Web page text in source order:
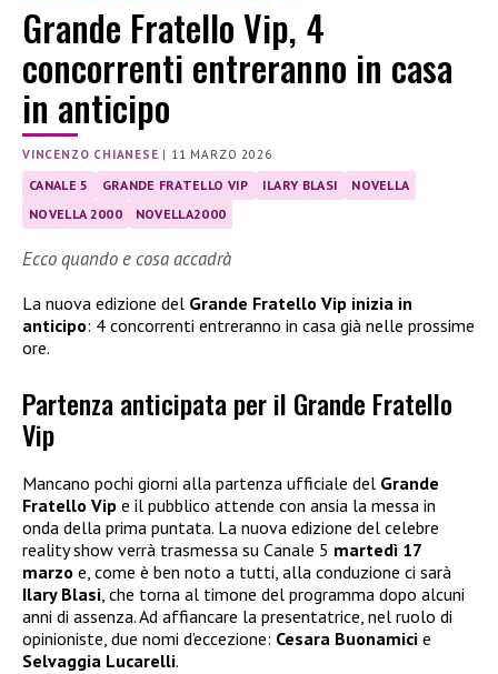
Grande Fratello Vip, 4
concorrenti entreranno in casa
in anticipo
VINCENZO CHIANESE | 11 MARZO 2026
CANALE 5 GRANDE FRATELLO VIP ILARY BLASI
NOVELLA
NOVELLA 2000
NOVELLA2000
Ecco quando e cosa accadrà
La nuova edizione del Grande Fratello Vip inizia in
anticipo: 4 concorrenti entreranno in casa già nelle prossime
ore.
Partenza anticipata per il Grande Fratello
Vip
Mancano pochi giorni alla partenza ufficiale del Grande
Fratello Vip e il pubblico attende con ansia la messa in
onda della prima puntata. La nuova edizione del celebre
reality show verrà trasmessa su Canale 5 martedì 17
marzo e, come è ben noto a tutti, alla conduzione ci sarà
Ilary Blasi, che torna al timone del programma dopo alcuni
anni di assenza. Ad affiancare la presentatrice, nel ruolo di
opinioniste, due nomi d’eccezione: Cesara Buonamici e
Selvaggia Lucarelli.